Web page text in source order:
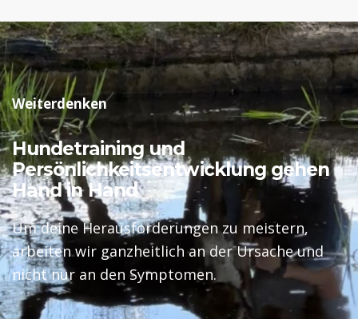
Weiterdenken
Hundetraining und
Persönlichkeitsentwicklung gehen
Hand in Hand
Um deine Herausforderungen zu meistern,
arbeiten wir ganzheitlich an der Ursache und
nicht nur an den Symptomen.